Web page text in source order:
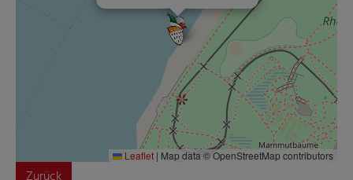
Leaflet | Map data © OpenStreetMap contributors